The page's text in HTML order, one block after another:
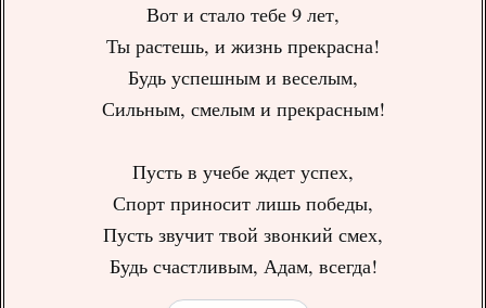
Вот и стало тебе 9 лет,
Ты растешь, и жизнь прекрасна!
Будь успешным и веселым,
Сильным, смелым и прекрасным!
Пусть в учебе ждет успех,
Спорт приносит лишь победы,
Пусть звучит твой звонкий смех,
Будь счастливым, Адам, всегда!